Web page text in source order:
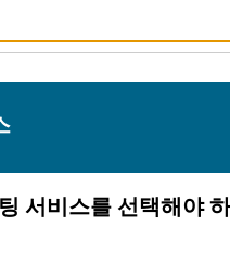
서비스를 선택해야